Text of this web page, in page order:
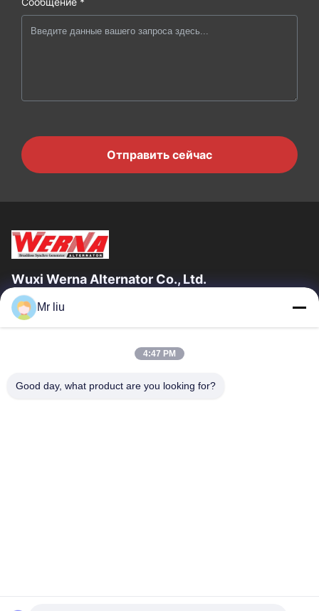
Отправить сейчас
Wuxi Werna Alternator Co., Ltd.
Быстрые Ссылки
О Нас
Экскурсия По Заводу
Контроль Качества
Mr liu
4:47 PM
Good day, what product are you looking for?